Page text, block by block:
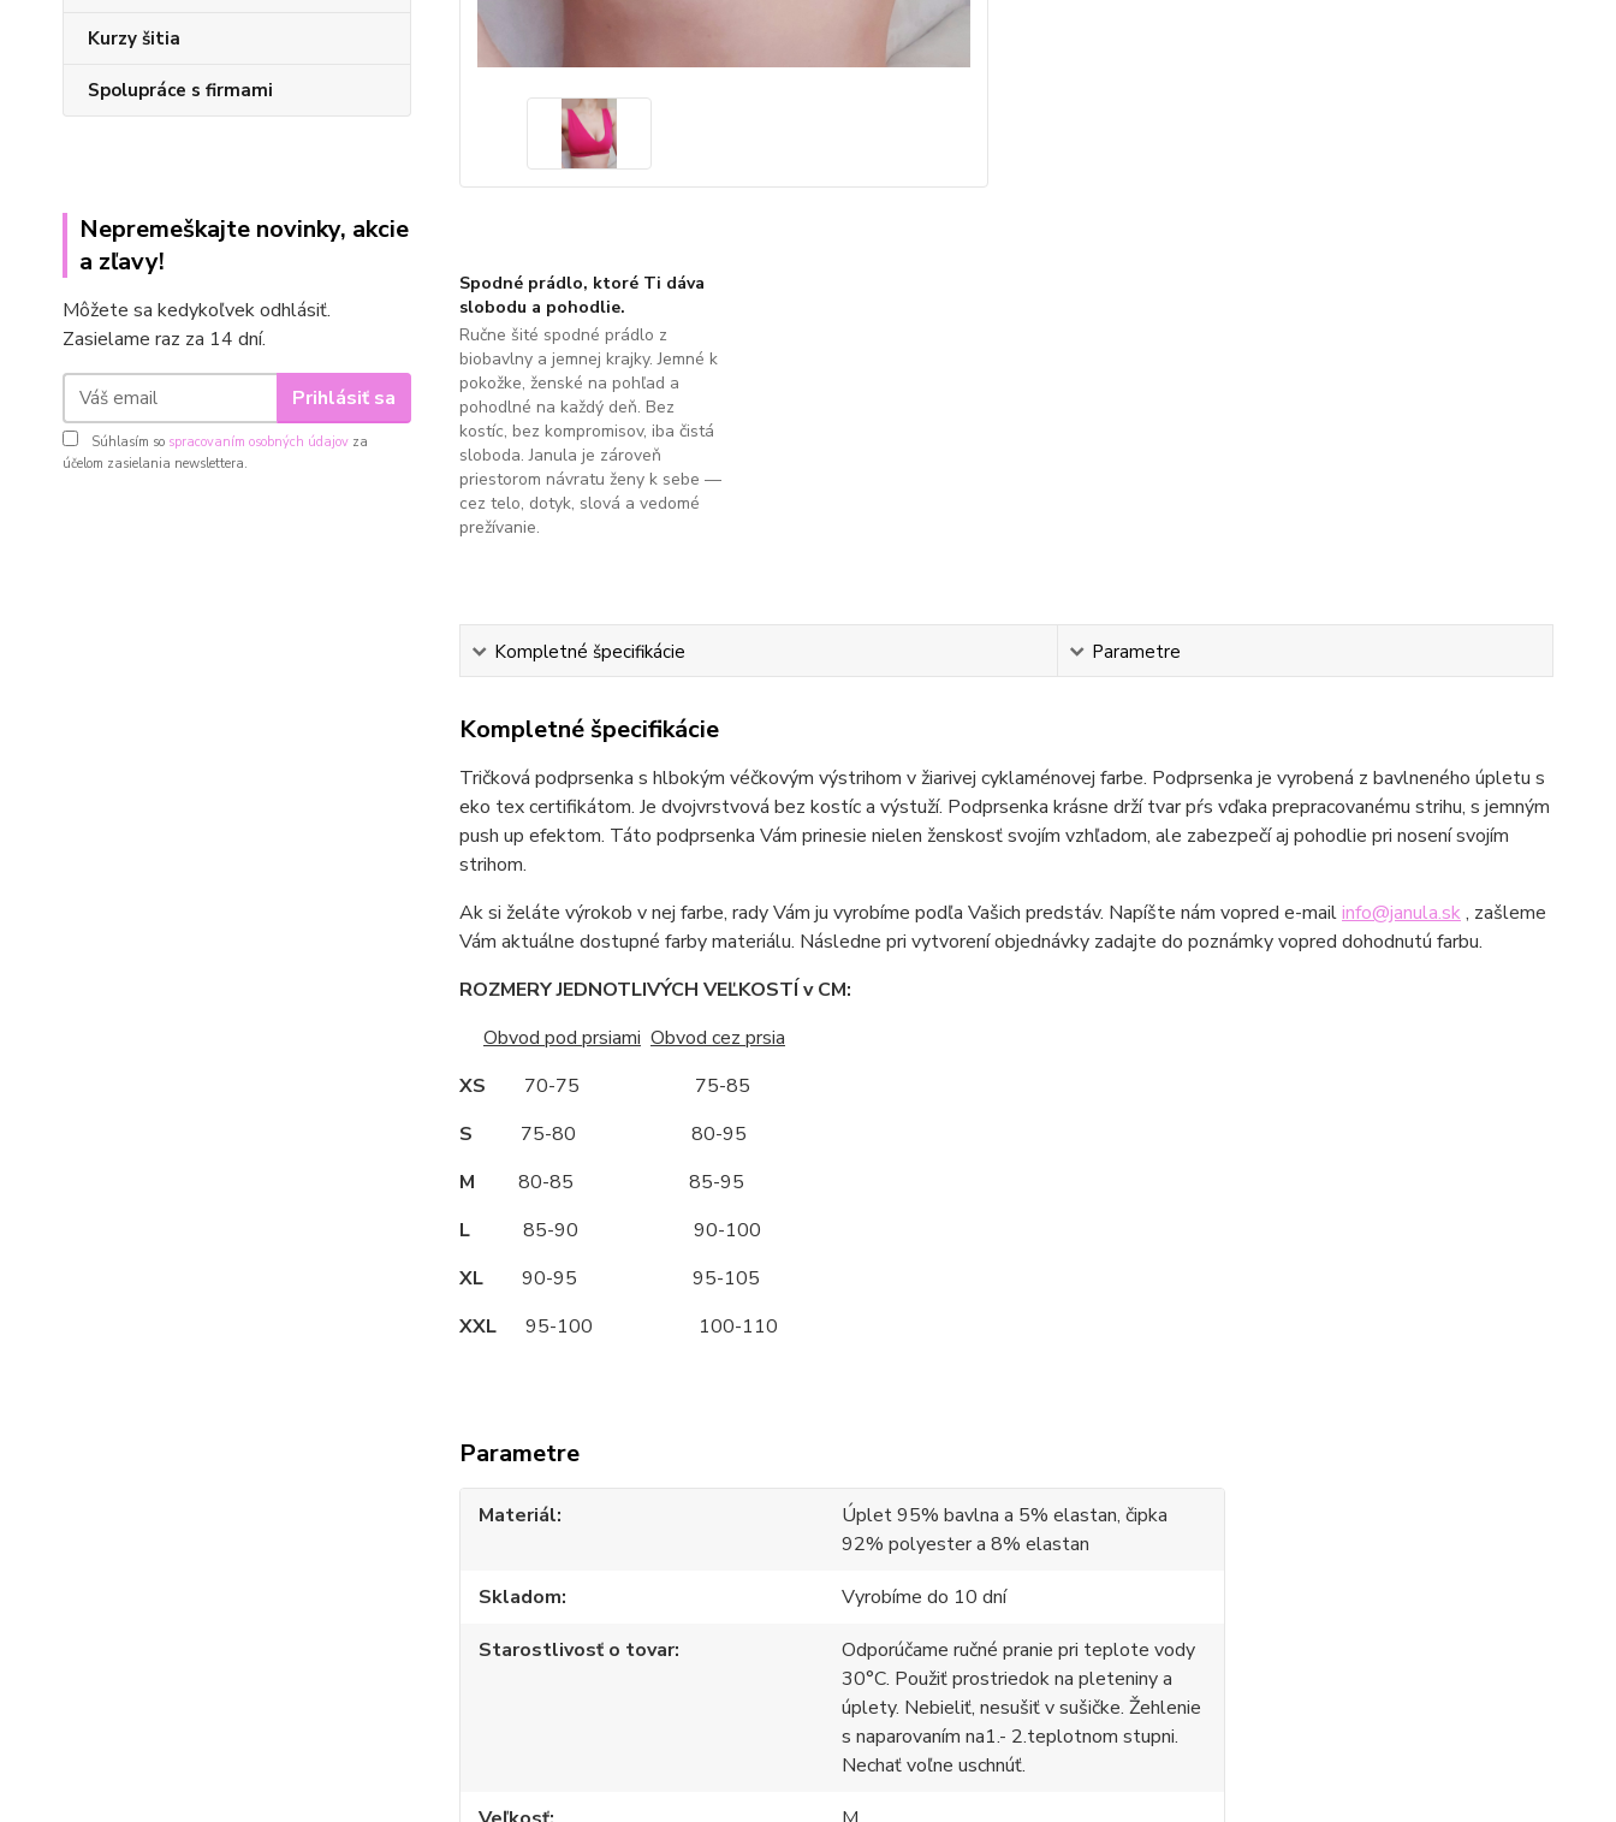
Kurzy šitia
Spolupráce s firmami
Nepremeškajte novinky, akcie
a zľavy!
Môžete sa kedykoľvek odhlásiť.
Zasielame raz za 14 dní.
Prihlásiť sa
Súhlasím so spracovaním osobných údajov za
účelom zasielania newslettera.
Spodné prádlo, ktoré Ti dáva
slobodu a pohodlie.
Ručne šité spodné prádlo z
biobavlny a jemnej krajky. Jemné k
pokožke, ženské na pohľad a
pohodlné na každý deň. Bez
kostíc, bez kompromisov, iba čistá
sloboda. Janula je zároveň
priestorom návratu ženy k sebe —
cez telo, dotyk, slová a vedomé
prežívanie.
Kompletné špecifikácie Parametre
Kompletné špecifikácie
Tričková podprsenka s hlbokým véčkovým výstrihom v žiarivej cyklaménovej farbe. Podprsenka je vyrobená z bavlneného úpletu s
eko tex certifikátom. Je dvojvrstvová bez kostíc a výstuží. Podprsenka krásne drží tvar pŕs vďaka prepracovanému strihu, s jemným
push up efektom. Táto podprsenka Vám prinesie nielen ženskosť svojím vzhľadom, ale zabezpečí aj pohodlie pri nosení svojím
strihom.
Ak si želáte výrokob v nej farbe, rady Vám ju vyrobíme podľa Vašich predstáv. Napíšte nám vopred e-mailinfo@janula.sk, zašleme
Vám aktuálne dostupné farby materiálu. Následne pri vytvorení objednávky zadajte do poznámky vopred dohodnutú farbu.
ROZMERY JEDNOTLIVÝCH VEĽKOSTÍ v CM:
Obvod pod prsiami Obvod cez prsia
XS 70-75 75-85
S 75-80 80-95
M 80-85 85-95
L85-90 90-100
XL90-95 95-105
XXL95-100 100-110
Parametre
Materiál
Úplet 95% bavlna a 5% elastan, čipka
92% polyester a 8% elastan
Skladom
Vyrobíme do 10 dní
Starostlivosť o tovar
Odporúčame ručné pranie pri teplote vody
30°C. Použiť prostriedok na pleteniny a
úplety. Nebieliť, nesušiť v sušičke. Žehlenie
s naparovaním na1.- 2.teplotnom stupni.
Nechať voľne uschnúť.